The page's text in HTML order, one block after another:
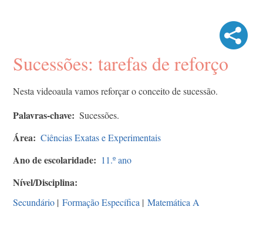
Sucessões: tarefas de reforço
Nesta videoaula vamos reforçar o conceito de sucessão.
Palavras-chave Sucessões.
Área Ciências Exatas e Experimentais
Ano de escolaridade 11.º ano
Nível/Disciplina
Secundário | Formação Específica | Matemática A